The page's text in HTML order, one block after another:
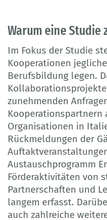
Warum eine Studie
Im Fokus der Studie
Kooperationen
Berufsbildung legen.
zunehmenden
Kooperationspartnern
Organisationen in
Rückmeldungen der
Austauschprogramm
Förderaktivitäten von
Partnerschaften und
langem erfasst.
auch zahlreiche